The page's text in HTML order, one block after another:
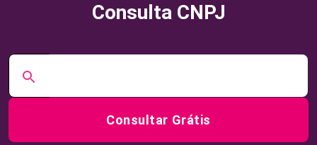
Consulta CNPJ
Consultar Grátis